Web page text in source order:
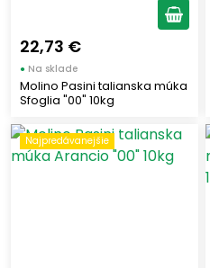
Zobraziť len produkty skladom
Vymazať filtre
22,73 €
● Na sklade
Molino Pasini talianska múka
Sfoglia "00" 10kg
Najpredávanejšie